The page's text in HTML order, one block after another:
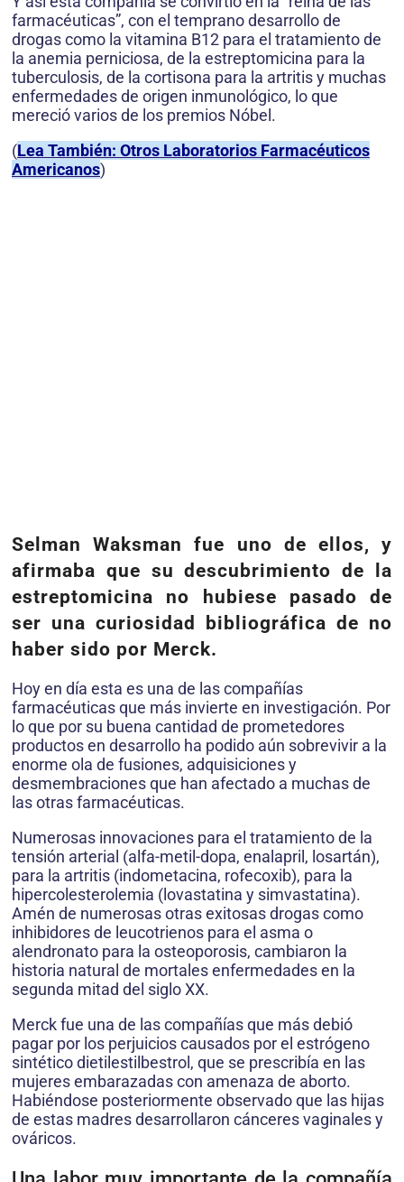
farmacéuticas”, con el temprano desarrollo de
drogas como la vitamina B12 para el tratamiento de
la anemia perniciosa, de la estreptomicina para la
tuberculosis, de la cortisona para la artritis y muchas
enfermedades de origen inmunológico, lo que
mereció varios de los premios Nóbel.
(Lea También: Otros Laboratorios Farmacéuticos
Americanos)
Selman Waksman fue uno de ellos, y
afirmaba que su descubrimiento de la
estreptomicina no hubiese pasado de
ser una curiosidad bibliográfica de no
haber sido por Merck.
Hoy en día esta es una de las compañías
farmacéuticas que más invierte en investigación. Por
lo que por su buena cantidad de prometedores
productos en desarrollo ha podido aún sobrevivir a la
enorme ola de fusiones, adquisiciones y
desmembraciones que han afectado a muchas de
las otras farmacéuticas.
Numerosas innovaciones para el tratamiento de la
tensión arterial (alfa-metil-dopa, enalapril, losartán),
para la artritis (indometacina, rofecoxib), para la
hipercolesterolemia (lovastatina y simvastatina).
Amén de numerosas otras exitosas drogas como
inhibidores de leucotrienos para el asma o
alendronato para la osteoporosis, cambiaron la
historia natural de mortales enfermedades en la
segunda mitad del siglo XX.
Merck fue una de las compañías que más debió
pagar por los perjuicios causados por el estrógeno
sintético dietilestilbestrol, que se prescribía en las
mujeres embarazadas con amenaza de aborto.
Habiéndose posteriormente observado que las hijas
de estas madres desarrollaron cánceres vaginales y
ováricos.